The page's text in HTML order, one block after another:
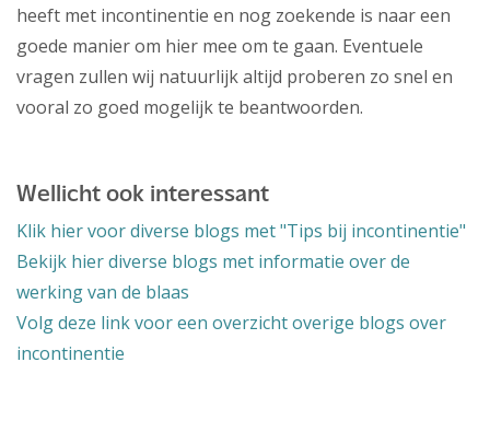
heeft met incontinentie en nog zoekende is naar een
goede manier om hier mee om te gaan. Eventuele
vragen zullen wij natuurlijk altijd proberen zo snel en
vooral zo goed mogelijk te beantwoorden.
Wellicht ook interessant
Klik hier voor diverse blogs met "Tips bij incontinentie"
Bekijk hier diverse blogs met informatie over de
werking van de blaas
Volg deze link voor een overzicht overige blogs over
incontinentie